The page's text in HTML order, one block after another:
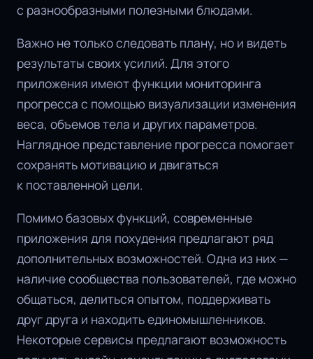
с разнообразными полезными блюдами.
Важно не только следовать плану, но и видеть
результаты своих усилий. Для этого
приложения имеют функции мониторинга
прогресса с помощью визуализации изменения
веса, объемов тела и других параметров.
Наглядное представление прогресса помогает
сохранять мотивацию и двигаться
к поставленной цели.
Помимо базовых функций, современные
приложения для похудения предлагают ряд
дополнительных возможностей. Одна из них —
наличие сообщества пользователей, где можно
общаться, делиться опытом, поддерживать
друг друга и находить единомышленников.
Некоторые сервисы предлагают возможность